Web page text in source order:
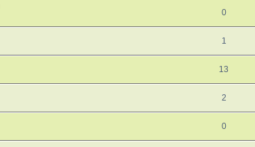
0
1
13
2
0